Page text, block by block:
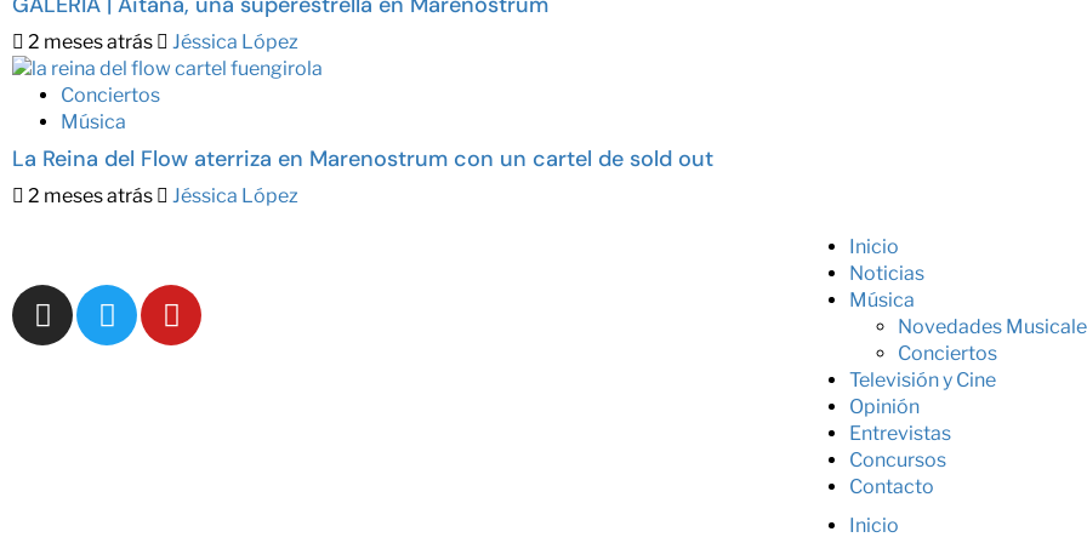
2 meses atrás Jéssica López
Conciertos
Música
La Reina del Flow aterriza en Marenostrum con un cartel de sold out
2 meses atrás Jéssica López
Inicio
Noticias
Música
Novedades
Conciertos
Televisión y Cine
Opinión
Entrevistas
Concursos
Contacto
Inicio